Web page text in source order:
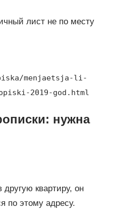
лист не по месту
menjaetsja-li-
2019-god.html
нужна
другую квартиру, он
по этому адресу.